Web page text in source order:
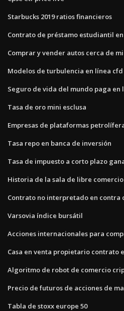
Starbucks 2019 ratios financieros
Contrato de préstamo estudiantil
Comprar y vender autos cerca de mi
Modelos de turbulencia en línea cfd
Seguro de vida del mundo paga en
Tasa de oro mini esclusa
Empresas de plataformas
Tasa repo en banca de inversión
Tasa de impuesto a corto plazo
Historia de la sala de libre
Contrato no interpretado en contra
Varsovia índice bursátil
Acciones internacionales para
Casa en venta propietario contrato
Algoritmo de robot de comercio
Precio de futuros de acciones de
Tabla de stoxx europe 50